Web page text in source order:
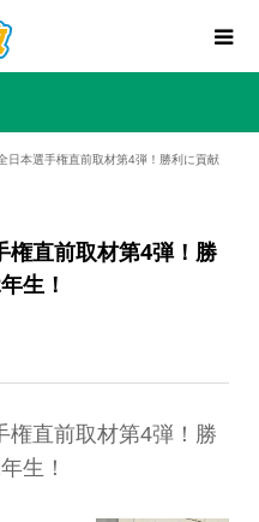
日本選手権直前取材第4弾！勝利に貢献
権直前取材第4弾！勝
生！
権直前取材第4弾！勝
生！